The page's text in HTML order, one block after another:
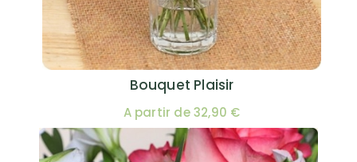
Bouquet Plaisir
A partir de 32,90 €